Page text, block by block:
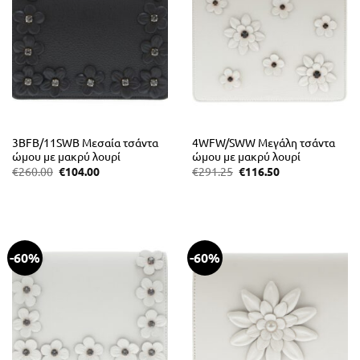
3BFB/11SWB Μεσαία τσάντα
ώμου με μακρύ λουρί
€260.00 Original
€104.00Η
4WFW/SWW Μεγάλη τσάντα
ώμου με μακρύ λουρί
€291.25 Original
€116.50Η
-60% -60%